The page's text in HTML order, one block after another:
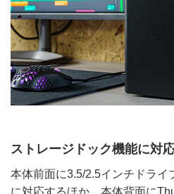
ストレージドック機能に対
本体前面に3.5/2.5インチドライ
に対応するほか、本体背面に